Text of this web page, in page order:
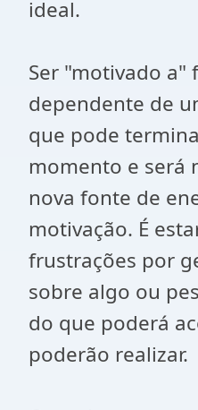
ideal.
Ser "motivado a"
dependente de
que pode
momento e será
nova fonte de
motivação. É
frustrações por
sobre algo ou
do que poderá
poderão realizar.